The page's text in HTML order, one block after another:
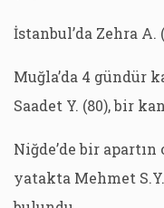
İstanbul’da Zehra
Muğla’da 4 gündür
Saadet Y. (80), bir
Niğde’de bir apartın
yatakta Mehmet